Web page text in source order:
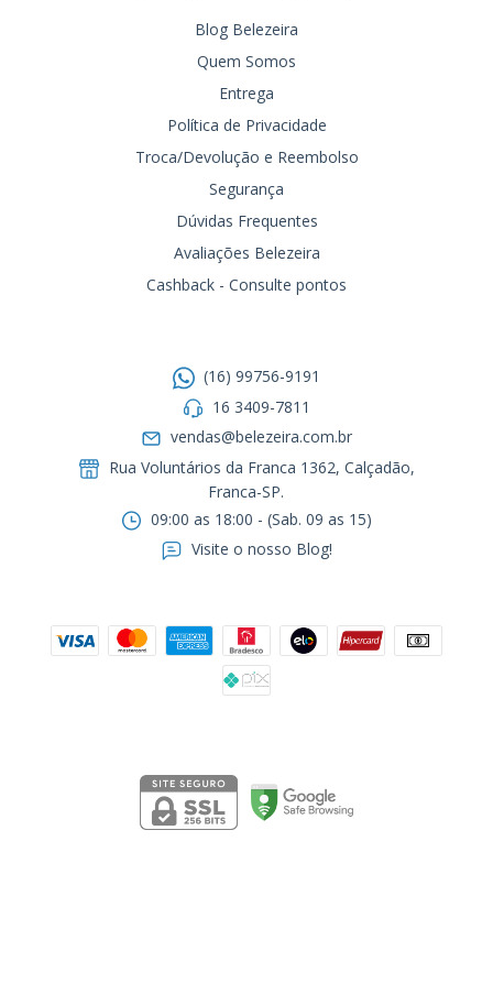
Blog Belezeira
Quem Somos
Entrega
Política de Privacidade
Troca/Devolução e Reembolso
Segurança
Dúvidas Frequentes
Avaliações Belezeira
Cashback - Consulte pontos
(16) 99756-9191
16 3409-7811
vendas@belezeira.com.br
Rua Voluntários da Franca 1362, Calçadão,
Franca-SP.ㅤㅤㅤㅤㅤㅤㅤㅤㅤㅤㅤ
09:00 as 18:00 - (Sab. 09 as 15)
Visite o nosso Blog!